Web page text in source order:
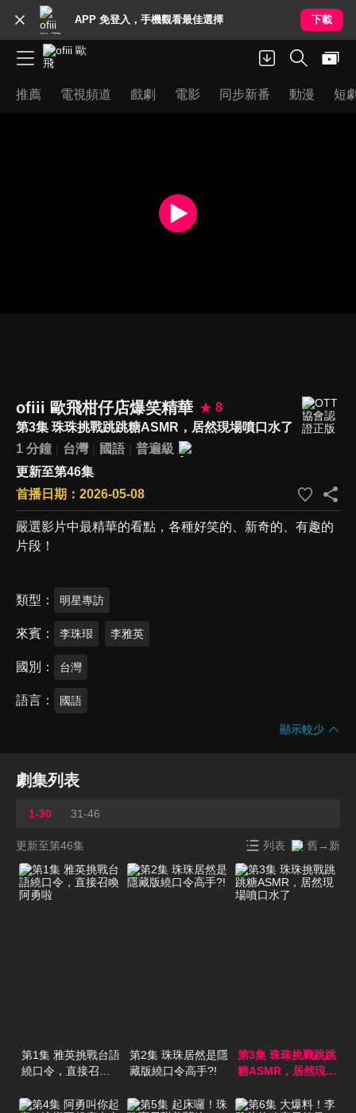
APP 免登入，手機觀看最佳選擇 下載
推薦 電視頻道 戲劇 電影 同步新番 動漫 短
ofiii 歐飛柑仔店爆笑精華
8
第3集 珠珠挑戰跳跳糖ASMR，居然現場噴口水了
1 分鐘
台灣 國語
普遍級
更新至第46集
首播日期：2026-05-08
嚴選影片中最精華的看點，各種好笑的、新奇的、有趣的
片段！
類型 明星專訪
來賓 李珠珢 李雅英
國別 台灣
語言 國語
顯示較少
劇集列表
1-30 31-46
更新至第46集 列表 舊→新
第1集 雅英挑戰台語
繞口令，直接召喚
第2集 珠珠居然是隱
藏版繞口令高手?!
第3集 珠珠挑戰跳跳
糖ASMR，居然現場